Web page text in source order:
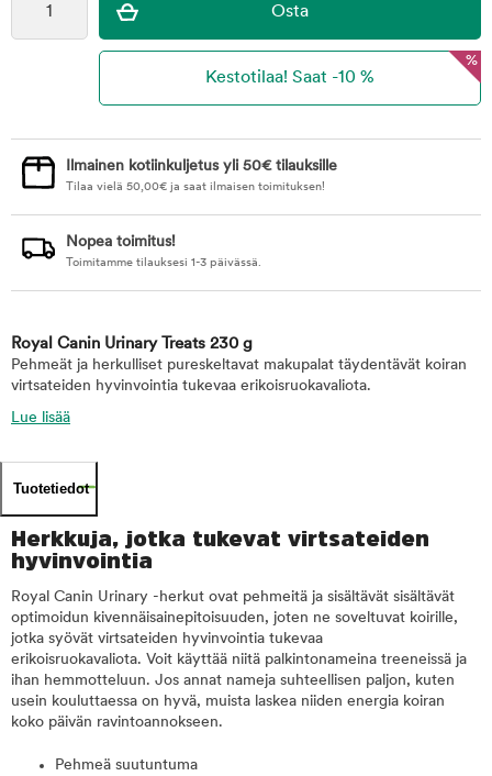
%
Ilmainen kotiinkuljetus yli 50€ tilauksille
Tilaa vielä 50,00€ ja saat ilmaisen toimituksen!
Nopea toimitus!
Toimitamme tilauksesi 1-3 päivässä.
Royal Canin Urinary Treats 230 g
Pehmeät ja herkulliset pureskeltavat makupalat täydentävät koiran
virtsateiden hyvinvointia tukevaa erikoisruokavaliota.
Lue lisää
Tuotetiedot
Herkkuja, jotka tukevat virtsateiden
hyvinvointia
Royal Canin Urinary -herkut ovat pehmeitä ja sisältävät sisältävät
optimoidun kivennäisainepitoisuuden, joten ne soveltuvat koirille,
jotka syövät virtsateiden hyvinvointia tukevaa
erikoisruokavaliota. Voit käyttää niitä palkintonameina treeneissä ja
ihan hemmotteluun. Jos annat nameja suhteellisen paljon, kuten
usein kouluttaessa on hyvä, muista laskea niiden energia koiran
koko päivän ravintoannokseen.
Pehmeä suutuntuma